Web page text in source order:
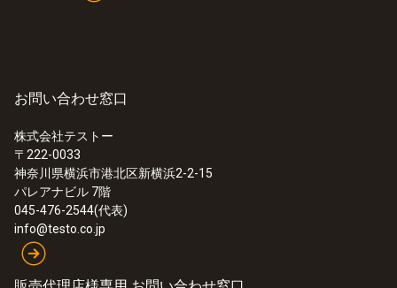
お問い合わせ窓口
株式会社テストー
〒222-0033
神奈川県横浜市港北区新横浜2-2-15
パレアナビル 7階
045-476-2544(代表)
info@testo.co.jp